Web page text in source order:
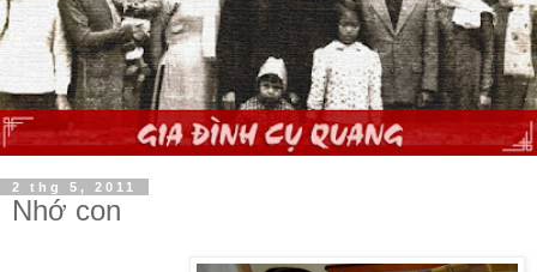
2 thg 5, 2011
Nhớ con